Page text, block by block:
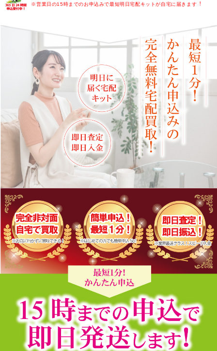
※営業日の15時までのお申込みで最短明日宅配キットが自宅に届きます︕